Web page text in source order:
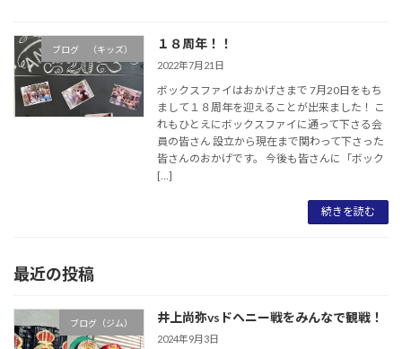
ブログ （キッズ） １８周年！！
2022年7月21日
ボックスファイはおかげさまで 7月20日をもち
まして１８周年を迎えることが出来ました！ こ
れもひとえにボックスファイに通って下さる会
員の皆さん 設立から現在まで関わって下さった
皆さんのおかげです。 今後も皆さんに「ボック
[…]
続きを読む
最近の投稿
ブログ（ジム） 井上尚弥vsドヘニー戦をみんなで観戦！
2024年9月3日